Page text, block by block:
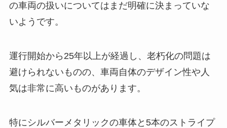
の車両の扱いについてはまだ明確に決まっていな
いようです。
運行開始から25年以上が経過し、老朽化の問題は
避けられないものの、車両自体のデザイン性や人
気は非常に高いものがあります。
特にシルバーメタリックの車体と5本のストライプ